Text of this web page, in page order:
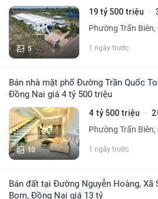
5
19 tỷ 500 triệu ·
Phường Trấn
1 ngày trước
Bán nhà mặt phố Đường Trần Quốc Toản, An Bình, Biên Hòa,
Đồng Nai giá 4 tỷ 500 triệu
10
4 tỷ 500 triệu ·
Phường Trấn
1 ngày trước
Bán đất tại Đường Nguyễn Hoàng, Xã Sông Trầu, Huyện Trảng
Bom, Đồng Nai giá 13 tỷ